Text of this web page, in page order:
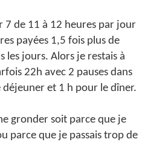
7 de 11 à 12 heures par jour
payées 1,5 fois plus de
les jours. Alors je restais à
22h avec 2 pauses dans
et 1 h pour le dîner.
gronder soit parce que je
parce que je passais trop de